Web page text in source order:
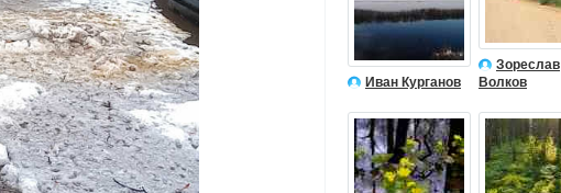
Иван Курганов
Зореслав
Волков